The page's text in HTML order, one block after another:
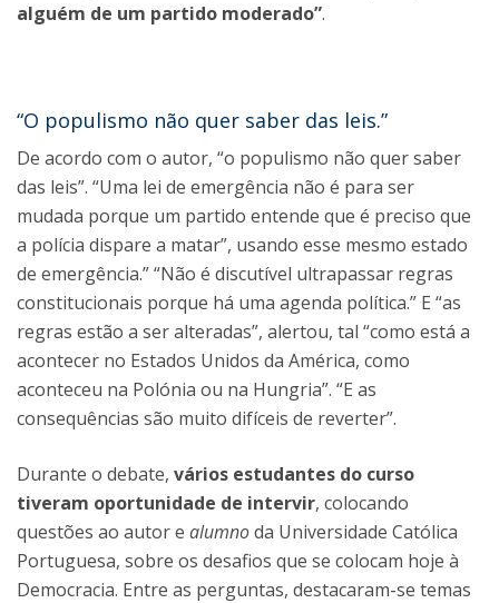
alguém de um partido moderado”.
“O populismo não quer saber das leis.”
De acordo com o autor, “o populismo não quer saber
das leis”. “Uma lei de emergência não é para ser
mudada porque um partido entende que é preciso que
a polícia dispare a matar”, usando esse mesmo estado
de emergência.” “Não é discutível ultrapassar regras
constitucionais porque há uma agenda política.” E “as
regras estão a ser alteradas”, alertou, tal “como está a
acontecer no Estados Unidos da América, como
aconteceu na Polónia ou na Hungria”. “E as
consequências são muito difíceis de reverter”.
Durante o debate, vários estudantes do curso
tiveram oportunidade de intervir, colocando
questões ao autor e alumnoda Universidade Católica
Portuguesa, sobre os desafios que se colocam hoje à
Democracia. Entre as perguntas, destacaram-se temas